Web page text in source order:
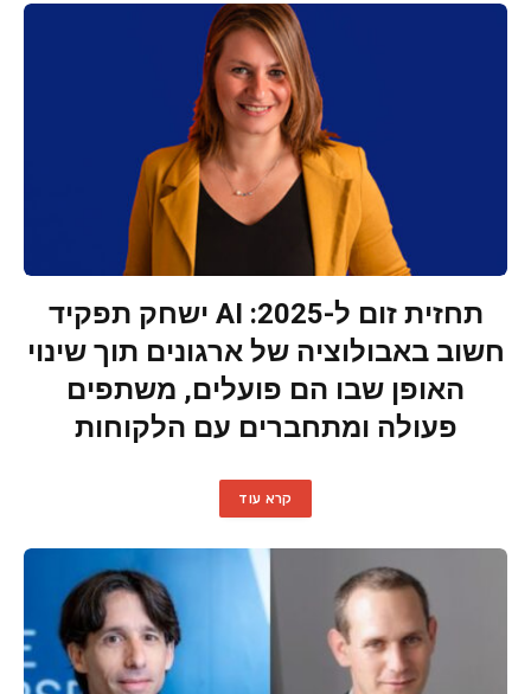
תחזית זום ל-2025: AI ישחק תפקיד
חשוב באבולוציה של ארגונים תוך שינוי
האופן שבו הם פועלים, משתפים
פעולה ומתחברים עם הלקוחות
קרא עוד